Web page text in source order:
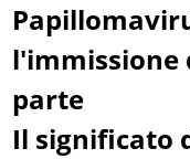
l'immissione
parte
Il significato